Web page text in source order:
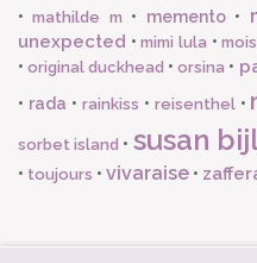
•mathilde m • memento•
unexpected •mimi lula •
•original duckhead •orsina •
• rada • rainkiss • reisenthel•
sorbet island • susan
• toujours • vivaraise •